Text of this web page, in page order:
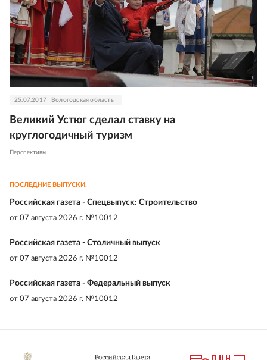
25.07.2017 Вологодская область
Великий Устюг сделал ставку на
круглогодичный туризм
Перспективы
ПОСЛЕДНИЕ ВЫПУСКИ:
Российская газета - Спецвыпуск: Строительство
от 07 августа 2026 г. №10012
Российская газета - Столичный выпуск
от 07 августа 2026 г. №10012
Российская газета - Федеральный выпуск
от 07 августа 2026 г. №10012